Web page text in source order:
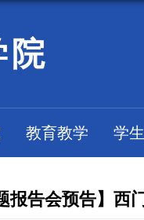
院
教育教学 学
报告会预告】